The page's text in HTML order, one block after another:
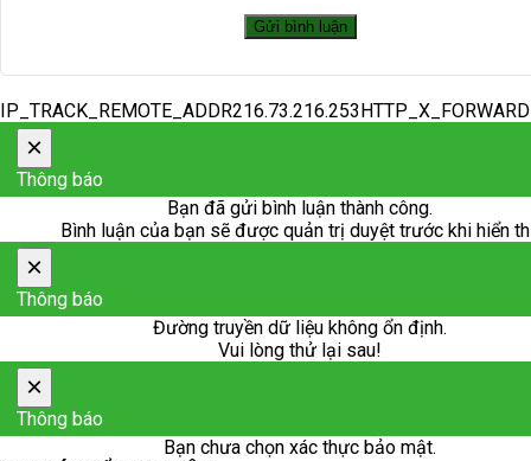
×
Thông báo
Bạn đã gửi bình luận thành công.
Bình luận của bạn sẽ được quản trị duyệt trước khi hiển
×
Thông báo
Đường truyền dữ liệu không ổn định.
Vui lòng thử lại sau!
×
Thông báo
Bạn chưa chọn xác thực bảo mật.